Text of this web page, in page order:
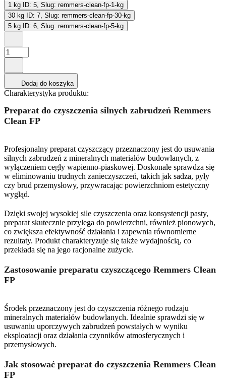
1 kg
ID: 5, Slug: remmers-clean-fp-1-kg
30 kg
ID: 7, Slug: remmers-clean-fp-30-kg
5 kg
ID: 6, Slug: remmers-clean-fp-5-kg
Dodaj do koszyka
Charakterystyka produktu:
Preparat do czyszczenia silnych zabrudzeń Remmers
Clean FP
Profesjonalny preparat czyszczący przeznaczony jest do usuwania
silnych zabrudzeń z mineralnych materiałów budowlanych, z
wyłączeniem cegły wapienno-piaskowej. Doskonale sprawdza się
w eliminowaniu trudnych zanieczyszczeń, takich jak sadza, pyły
czy brud przemysłowy, przywracając powierzchniom estetyczny
wygląd.
Dzięki swojej wysokiej sile czyszczenia oraz konsystencji pasty,
preparat skutecznie przylega do powierzchni, również pionowych,
co zwiększa efektywność działania i zapewnia równomierne
rezultaty. Produkt charakteryzuje się także wydajnością, co
przekłada się na jego racjonalne zużycie.
Zastosowanie preparatu czyszczącego Remmers Clean
FP
Środek przeznaczony jest do czyszczenia różnego rodzaju
mineralnych materiałów budowlanych. Idealnie sprawdzi się w
usuwaniu uporczywych zabrudzeń powstałych w wyniku
eksploatacji oraz działania czynników atmosferycznych i
przemysłowych.
Jak stosować preparat do czyszczenia Remmers Clean
FP